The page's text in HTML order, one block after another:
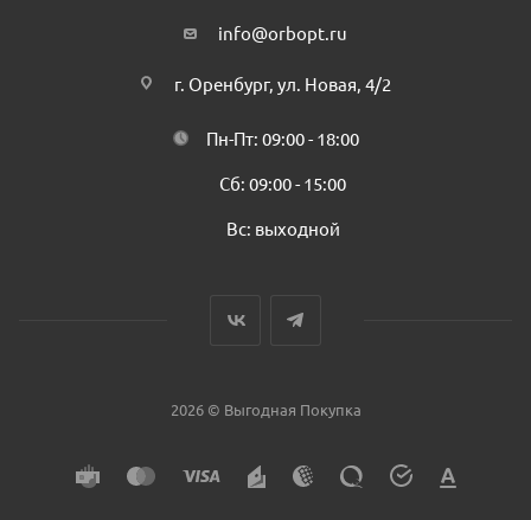
info@orbopt.ru
г. Оренбург, ул. Новая, 4/2
Пн-Пт: 09:00 - 18:00
Сб: 09:00 - 15:00
Вс: выходной
2026 © Выгодная Покупка